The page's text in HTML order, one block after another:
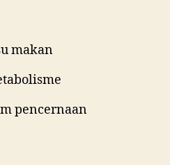
makan
pencernaan